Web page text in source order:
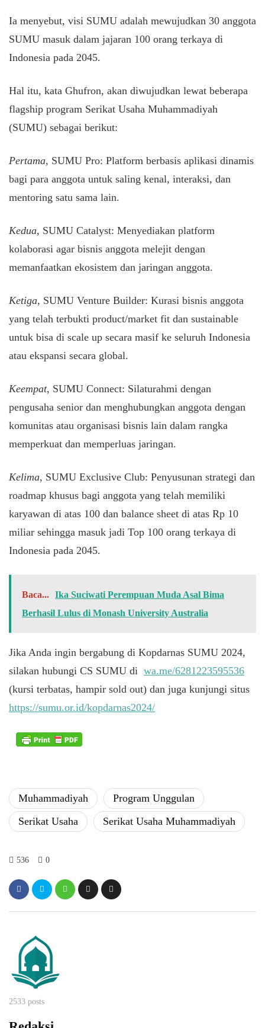
Ia menyebut, visi SUMU adalah mewujudkan 30 anggota
SUMU masuk dalam jajaran 100 orang terkaya di
Indonesia pada 2045.
Hal itu, kata Ghufron, akan diwujudkan lewat beberapa
flagship program Serikat Usaha Muhammadiyah
(SUMU) sebagai berikut:
Pertama, SUMU Pro: Platform berbasis aplikasi dinamis
bagi para anggota untuk saling kenal, interaksi, dan
mentoring satu sama lain.
Kedua, SUMU Catalyst: Menyediakan platform
kolaborasi agar bisnis anggota melejit dengan
memanfaatkan ekosistem dan jaringan anggota.
Ketiga, SUMU Venture Builder: Kurasi bisnis anggota
yang telah terbukti product/market fit dan sustainable
untuk bisa di scale up secara masif ke seluruh Indonesia
atau ekspansi secara global.
Keempat, SUMU Connect: Silaturahmi dengan
pengusaha senior dan menghubungkan anggota dengan
komunitas atau organisasi bisnis lain dalam rangka
memperkuat dan memperluas jaringan.
Kelima, SUMU Exclusive Club: Penyusunan strategi dan
roadmap khusus bagi anggota yang telah memiliki
karyawan di atas 100 dan balance sheet di atas Rp 10
miliar sehingga masuk jadi Top 100 orang terkaya di
Indonesia pada 2045.
Baca... Ika Suciwati Perempuan Muda Asal Bima
Berhasil Lulus di Monash University Australia
Jika Anda ingin bergabung di Kopdarnas SUMU 2024,
silakan hubungi CS SUMU di wa.me/6281223595536
(kursi terbatas, hampir sold out) dan juga kunjungi situs
https://sumu.or.id/kopdarnas2024/
Muhammadiyah
Program Unggulan
Serikat Usaha
Serikat Usaha Muhammadiyah
536 0
2533 posts